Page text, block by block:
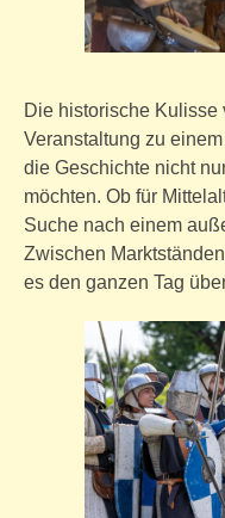
Die historische
Veranstaltung zu
die Geschichte nicht
möchten. Ob für
Suche nach einem
Zwischen
es den ganzen Tag